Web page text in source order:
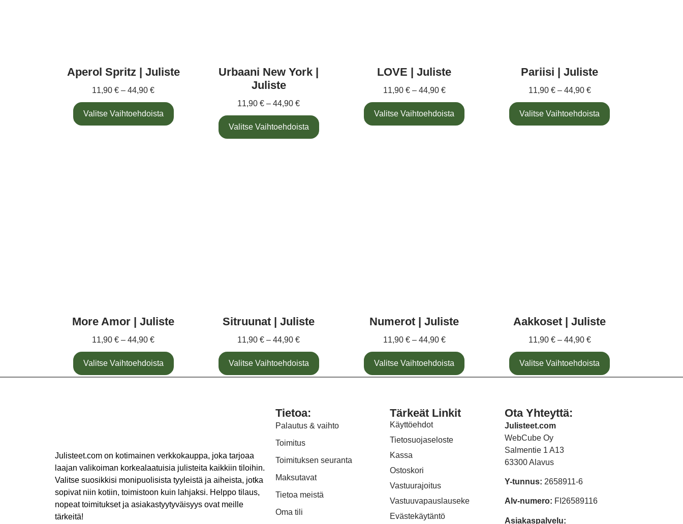
Aperol Spritz | Juliste
11,90€ – 44,90€
Valitse Vaihtoehdoista
Urbaani New York |
Juliste
11,90€ – 44,90€
Valitse Vaihtoehdoista
LOVE | Juliste
11,90 € – 44,90 €
Valitse Vaihtoehdoista
Pariisi | Juliste
11,90 € – 44,90 €
Valitse Vaihtoehdoista
More Amor | Juliste
11,90€ – 44,90€
Valitse Vaihtoehdoista
Sitruunat | Juliste
11,90€ – 44,90€
Valitse Vaihtoehdoista
Numerot | Juliste
11,90 € – 44,90 €
Valitse Vaihtoehdoista
Aakkoset | Juliste
11,90 € – 44,90 €
Valitse Vaihtoehdoista
Julisteet.com on kotimainen verkkokauppa, joka tarjoaa
laajan valikoiman korkealaatuisia julisteita kaikkiin tiloihin.
Valitse suosikkisi monipuolisista tyyleistä ja aiheista, jotka
sopivat niin kotiin, toimistoon kuin lahjaksi. Helppo tilaus,
nopeat toimitukset ja asiakastyytyväisyys ovat meille
tärkeitä!
Tietoa:
Palautus & vaihto
Toimitus
Toimituksen seuranta
Maksutavat
Tietoa meistä
Oma tili
Tärkeät Linkit
Käyttöehdot
Tietosuojaseloste
Kassa
Ostoskori
Vastuurajoitus
Vastuuvapauslauseke
Evästekäytäntö
Ota Yhteyttä:
Julisteet.com
WebCube Oy
Salmentie 1 A13
63300 Alavus
Y-tunnus: 2658911-6
Alv-numero: FI26589116
Asiakaspalvelu: